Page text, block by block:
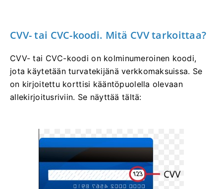
CVV- tai CVC-koodi. Mitä CVV tarkoittaa?
CVV- tai СVС-koodi on kolminumeroinen koodi,
jota käytetään turvatekijänä verkkomaksuissa. Se
on kirjoitettu korttisi kääntöpuolella olevaan
allekirjoitusriviin. Se näyttää tältä: